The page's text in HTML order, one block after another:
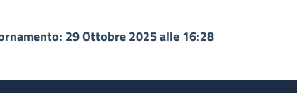
29 Ottobre 2025 alle 16:28